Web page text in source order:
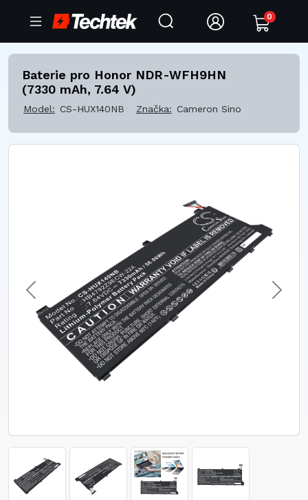
0
Baterie pro Honor NDR-WFH9HN
(7330 mAh, 7.64 V)
Model: CS-HUX140NB Značka: Cameron Sino